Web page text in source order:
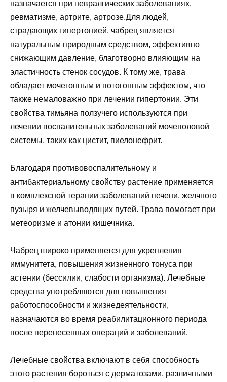
назначается при невралгических заболеваниях,
ревматизме, артрите, артрозе.Для людей,
страдающих гипертонией, чабрец является
натуральным природным средством, эффективно
снижающим давление, благотворно влияющим на
эластичность стенок сосудов. К тому же, трава
обладает мочегонным и потогонным эффектом, что
также немаловажно при лечении гипертонии. Эти
свойства тимьяна ползучего используются при
лечении воспалительных заболеваний мочеполовой
системы, таких как цистит, пиелонефрит.
Благодаря противовоспалительному и
антибактериальному свойству растение применяется
в комплексной терапии заболеваний печени, желчного
пузыря и желчевыводящих путей. Трава помогает при
метеоризме и атонии кишечника.
Чабрец широко применяется для укрепления
иммунитета, повышения жизненного тонуса при
астении (бессилии, слабости организма). Лечебные
средства употребляются для повышения
работоспособности и жизнедеятельности,
назначаются во время реабилитационного периода
после перенесенных операций и заболеваний.
Лечебные свойства включают в себя способность
этого растения бороться с дерматозами, различными